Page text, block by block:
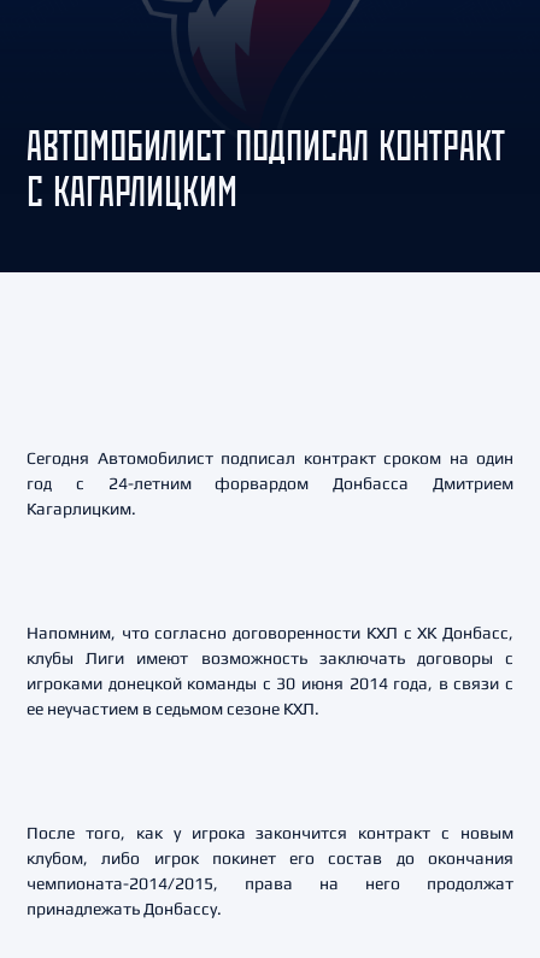
АВТОМОБИЛИСТ ПОДПИСАЛ КОНТРАКТ
С КАГАРЛИЦКИМ
Сегодня Автомобилист подписал контракт сроком на один
год с 24-летним форвардом Донбасса Дмитрием
Кагарлицким.
Напомним, что согласно договоренности КХЛ с ХК Донбасс,
клубы Лиги имеют возможность заключать договоры с
игроками донецкой команды с 30 июня 2014 года, в связи с
ее неучастием в седьмом сезоне КХЛ.
После того, как у игрока закончится контракт с новым
клубом, либо игрок покинет его состав до окончания
чемпионата-2014/2015, права на него продолжат
принадлежать Донбассу.